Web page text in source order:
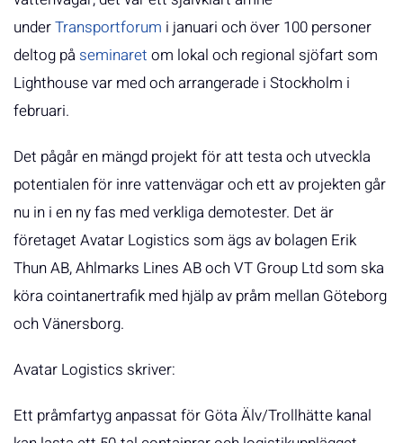
underTransportforum i januari och över 100 personer
deltog på seminaret om lokal och regional sjöfart som
Lighthouse var med och arrangerade i Stockholm i
februari.
Det pågår en mängd projekt för att testa och utveckla
potentialen för inre vattenvägar och ett av projekten går
nu in i en ny fas med verkliga demotester. Det är
företaget Avatar Logistics som ägs av bolagen Erik
Thun AB, Ahlmarks Lines AB och VT Group Ltd som ska
köra cointanertrafik med hjälp av pråm mellan Göteborg
och Vänersborg.
Avatar Logistics skriver:
Ett pråmfartyg anpassat för Göta Älv/Trollhätte kanal